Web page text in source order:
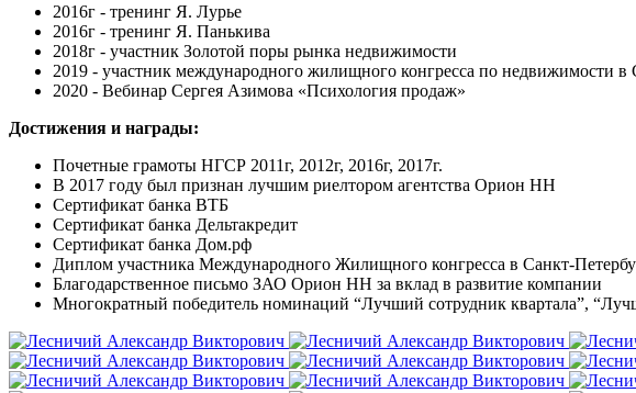
2016г - тренинг Я. Лурье
2016г - тренинг Я. Панькива
2018г - участник Золотой поры рынка недвижимости
2019 - участник международного жилищного конгресса по недвижимости в
2020 - Вебинар Сергея Азимова «Психология продаж»
Достижения и награды:
Почетные грамоты НГСР 2011г, 2012г, 2016г, 2017г.
В 2017 году был признан лучшим риелтором агентства Орион НН
Сертификат банка ВТБ
Сертификат банка Дельтакредит
Сертификат банка Дом.рф
Диплом участника Международного Жилищного конгресса в Санкт-
Благодарственное письмо ЗАО Орион НН за вклад в развитие компании
Многократный победитель номинаций “Лучший сотрудник квартала”,